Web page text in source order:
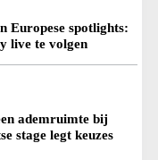
Europese spotlights:
live te volgen
ademruimte bij
stage legt keuzes